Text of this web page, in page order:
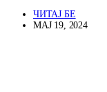
ЧИТАЈ БЕ
МАЈ 19, 2024